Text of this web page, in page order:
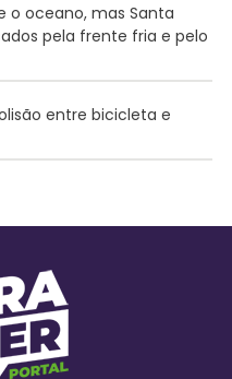
o oceano, mas Santa
pela frente fria e pelo
entre bicicleta e